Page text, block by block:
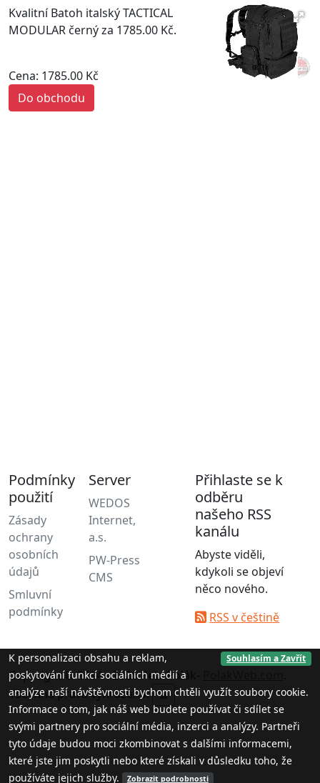
Kvalitní Batoh italský TACTICAL
MODULAR černý za 1785.00 Kč.
Cena: 1785.00 Kč
Do obchodu
Podmínky
použití
Zásady
ochrany
osobních
údajů
Smluvní
podmínky
Server
WEDOS
Internet,
a.s.
PW-Press
CMS
Přihlaste se k
odběru
našeho RSS
kanálu
Abyste viděli,
kdykoli se objeví
něco nového.
RSS v češtině
Copyright © 2014 - 2026 Petr Polák-
Všechna práva vyhrazena. ▲
Souhlasím a Zavřít
K personalizaci obsahu a reklam,
poskytování funkcí sociálních médií a
analýze naší návštěvnosti bychom chtěli využít soubory cookie.
Informace o tom, jak náš web budete používat či sdílet se
svými partnery pro sociální média, inzerci a analýzy. Partneři
tyto údaje budou moci zkombinovat s dalšími informacemi,
které jste jim poskytli nebo které získali v důsledku toho, že
používáte jejich služby.
Zobrazit podrobnosti